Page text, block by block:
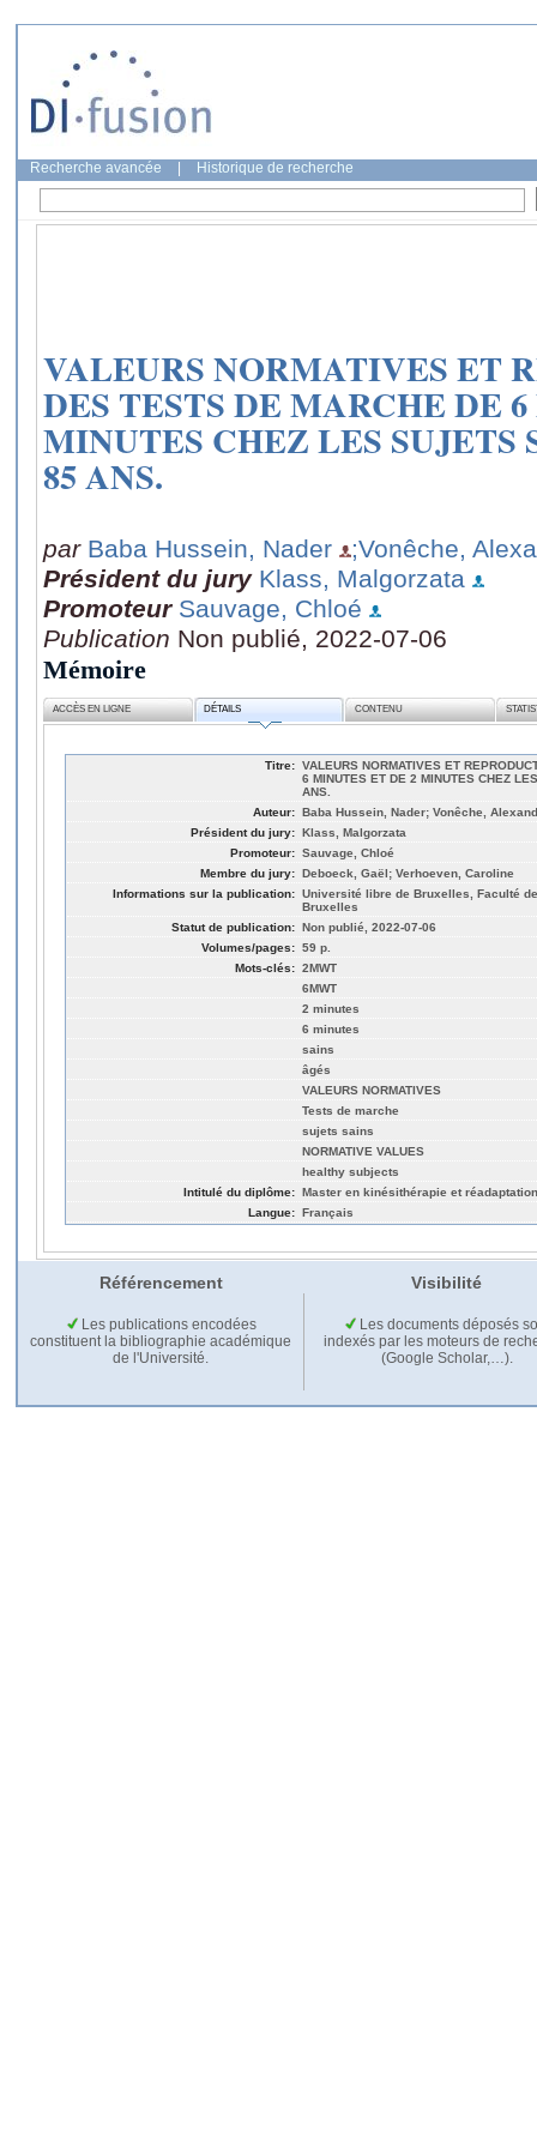
Recherche avancée Historique de recherche
VALEURS NORMATIVES ET
DES TESTS DE MARCHE DE
MINUTES CHEZ LES SUJETS
85 ANS.
par Baba Hussein, Nader
;Vonêche,
Président du jury Klass, Malgorzata
Promoteur Sauvage, Chloé
Publication Non publié, 2022-07-06
Mémoire
ACCÈS EN LIGNE DÉTAILS CONTENU
Titre: VALEURS NORMATIVES ET
6 MINUTES ET DE 2 MINUTES CHEZ
ANS.
Auteur: Baba Hussein, Nader; Vonêche,
Président du jury: Klass, Malgorzata
Promoteur: Sauvage, Chloé
Membre du jury: Deboeck, Gaël; Verhoeven, Caroline
Informations sur la publication: Université libre de Bruxelles, Faculté
Bruxelles
Statut de publication: Non publié, 2022-07-06
Volumes/pages: 59 p.
Mots-clés: 2MWT
6MWT
2 minutes
6 minutes
sains
âgés
VALEURS NORMATIVES
Tests de marche
sujets sains
NORMATIVE VALUES
healthy subjects
Intitulé du diplôme: Master en kinésithérapie et réadaptation
Langue: Français
Référencement Visibilité
Les publications encodées
constituent la bibliographie académique
de l'Université.
Les documents déposés
indexés par les moteurs de
(Google Scholar,…).